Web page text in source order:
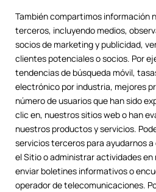
También compartimos información
terceros, incluyendo medios,
socios de marketing y publicidad,
clientes potenciales o socios. Por
tendencias de búsqueda móvil,
electrónico por industria, mejores
número de usuarios que han sido
clic en, nuestros sitios web o han
nuestros productos y servicios.
servicios terceros para ayudarnos
el Sitio o administrar actividades
enviar boletines informativos o
operador de telecomunicaciones.